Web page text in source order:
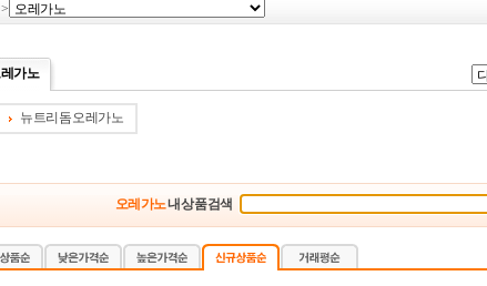
>
가노
뉴트리돔 오레가노
오레가노내 상품검색